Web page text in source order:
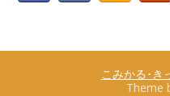
こみかる･き
Theme